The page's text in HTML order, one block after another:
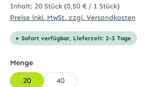
Inhalt: 20 Stück (0,50 € / 1 Stück)
Preise inkl. MwSt. zzgl. Versandkosten
Sofort verfügbar, Lieferzeit: 2-3 Tage
Mengeauswählen
20 40